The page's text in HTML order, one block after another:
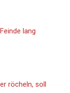
lang
röcheln, soll